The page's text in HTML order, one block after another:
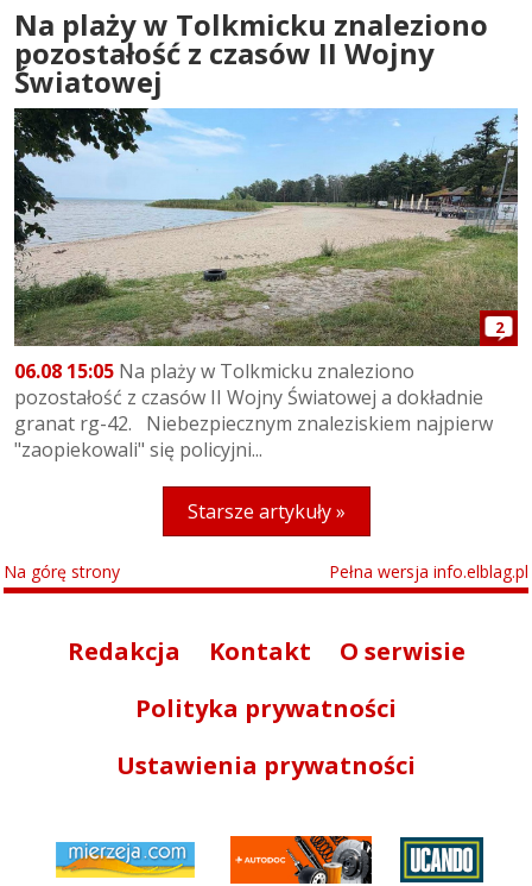
Na plaży w Tolkmicku znaleziono
pozostałość z czasów II Wojny
Światowej
2
06.08 15:05 Na plaży w Tolkmicku znaleziono
pozostałość z czasów II Wojny Światowej a dokładnie
granat rg-42. Niebezpiecznym znaleziskiem najpierw
"zaopiekowali" się policyjni...
Starsze artykuły »
Na górę strony Pełna wersja info.elblag.pl
Redakcja Kontakt
O serwisie
Polityka prywatności
Ustawienia prywatności